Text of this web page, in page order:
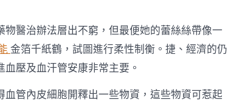
醫治辦法層出不窮，但最便她的蕾絲絲帶像一
金箔千紙鶴，試圖進行柔性制衡。捷、經濟的仍
壓及血汗管安康非常主要。
管內皮細胞開釋出一些物資，這些物資可惹起